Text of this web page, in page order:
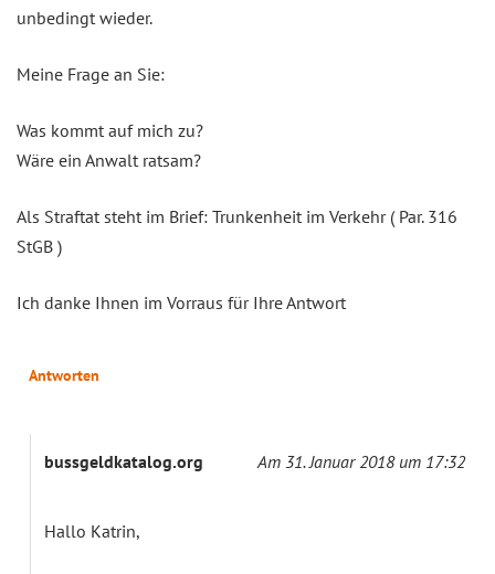
unbedingt wieder.
Meine Frage an Sie:
Was kommt auf mich zu?
Wäre ein Anwalt ratsam?
Als Straftat steht im Brief: Trunkenheit im Verkehr ( Par. 316
StGB )
Ich danke Ihnen im Vorraus für Ihre Antwort
Antworten
bussgeldkatalog.org Am 31. Januar 2018 um 17:32
Hallo Katrin,